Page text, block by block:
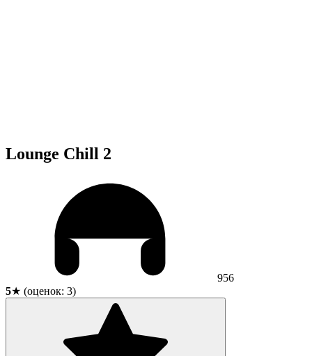
Lounge Chill 2
956
5★ (оценок: 3)